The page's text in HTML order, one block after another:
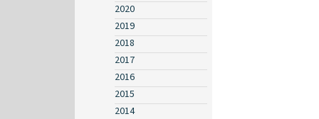
2020
2019
2018
2017
2016
2015
2014